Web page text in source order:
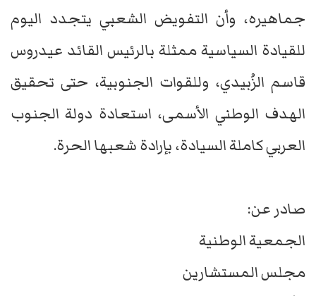
جماهيره، وأن التفويض الشعبي يتجدد اليوم
للقيادة السياسية ممثلة بالرئيس القائد عيدروس
قاسم الزُبيدي، وللقوات الجنوبية، حتى تحقيق
الهدف الوطني الأسمى، استعادة دولة الجنوب
العربي كاملة السيادة، بإرادة شعبها الحرة.
صادر عن:
الجمعية الوطنية
مجلس المستشارين